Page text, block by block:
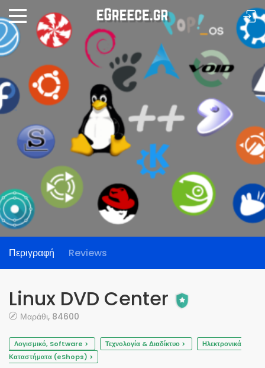
Περιγραφή Reviews
Linux DVD Center
Μαράθι, 84600
Λογισμικό, Software > Τεχνολογία & Διαδίκτυο >
Ηλεκτρονικά
Καταστήματα (eShops) >